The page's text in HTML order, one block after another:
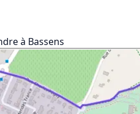
à Bassens